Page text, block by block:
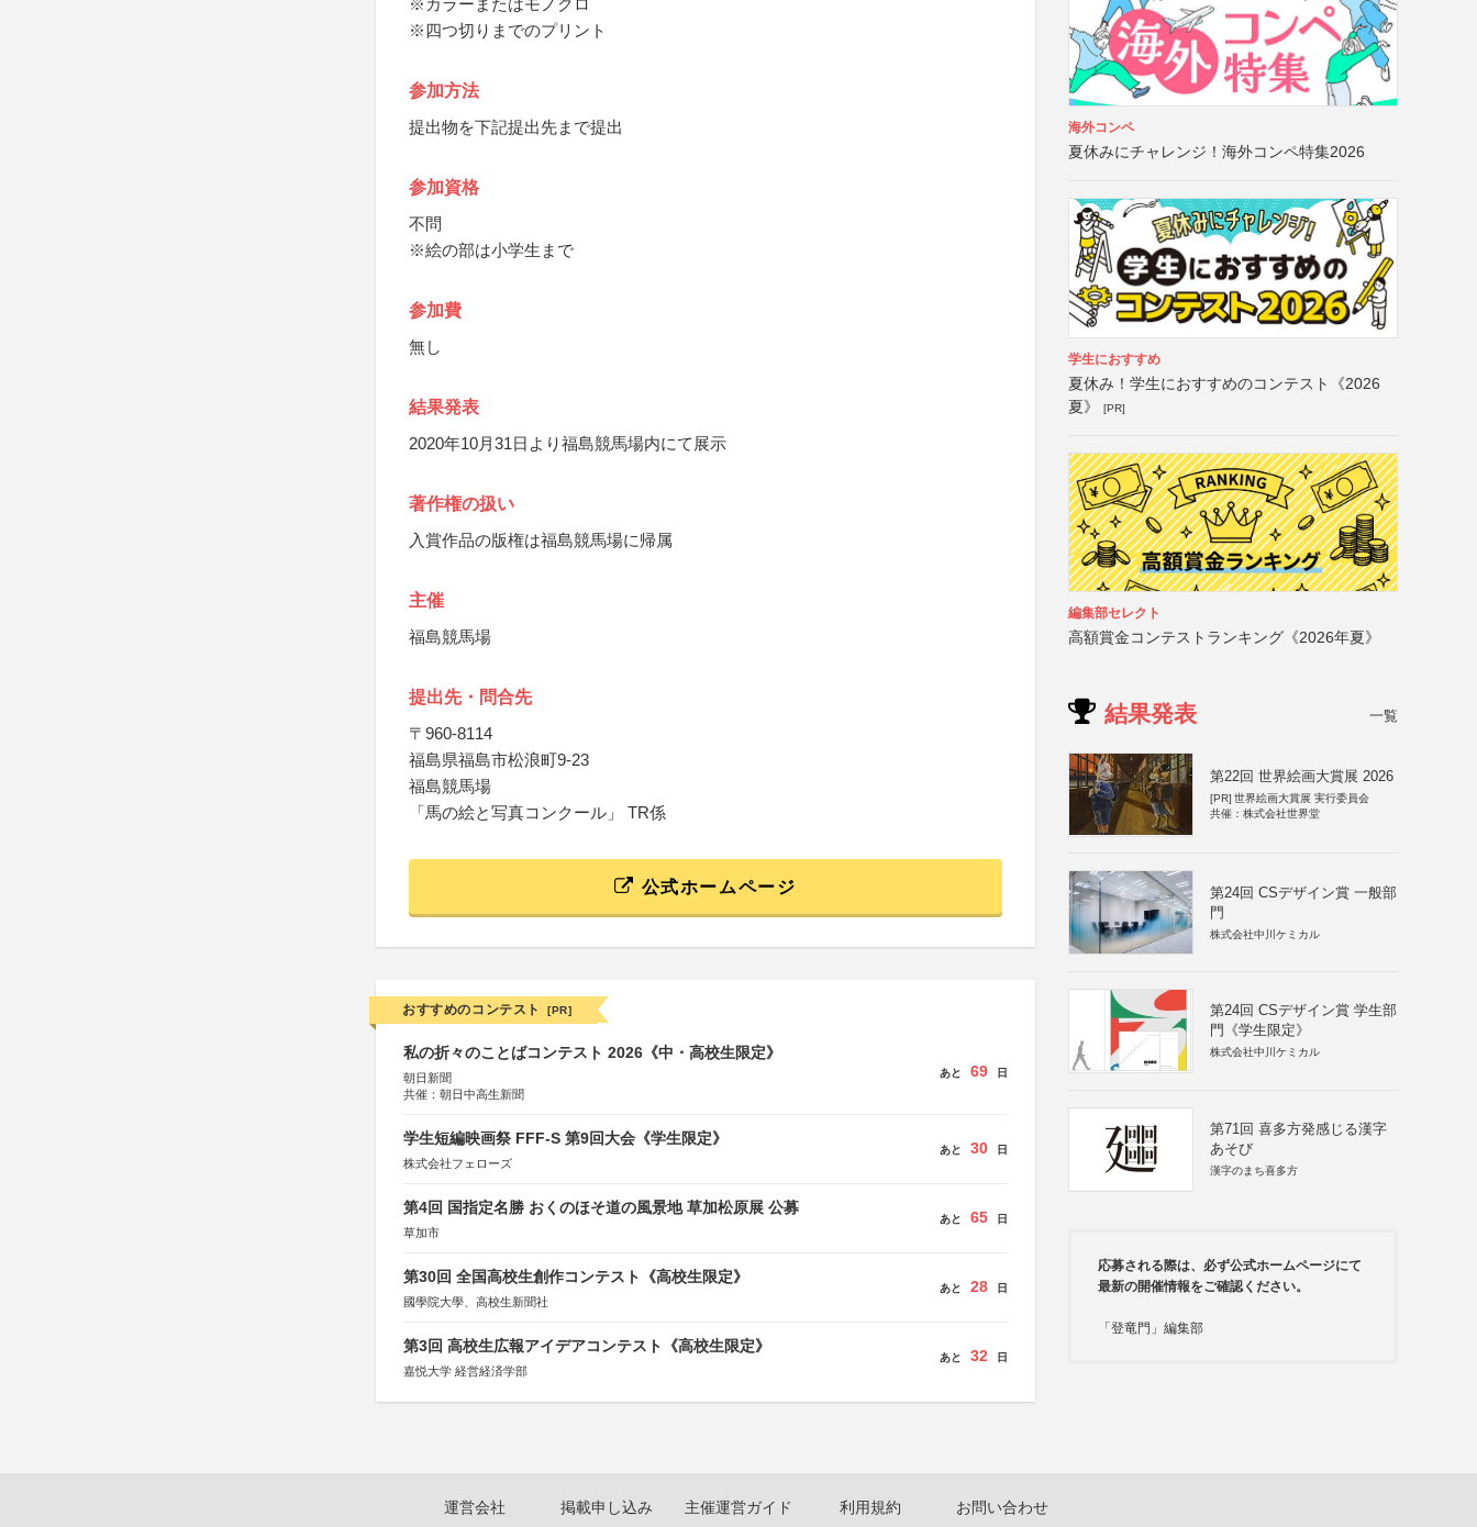
※カラーまたはモノクロ
※四つ切りまでのプリント
参加方法
提出物を下記提出先まで提出
参加資格
不問
※絵の部は小学生まで
参加費
無し
結果発表
2020年10月31日より福島競馬場内にて展示
著作権の扱い
入賞作品の版権は福島競馬場に帰属
主催
福島競馬場
提出先・問合先
〒960-8114
福島県福島市松浪町9-23
福島競馬場
「馬の絵と写真コンクール」 TR係
公式ホームページ
おすすめのコンテスト [PR]
私の折々のことばコンテスト 2026《中・高校生限定》
朝日新聞
共催：朝日中高生新聞
あと 69 日
学生短編映画祭 FFF-S 第9回大会《学生限定》
株式会社フェローズ
あと 30 日
第4回 国指定名勝 おくのほそ道の風景地 草加松原展 公募
草加市
あと 65 日
第30回 全国高校生創作コンテスト《高校生限定》
國學院大學、高校生新聞社
あと 28 日
第3回 高校生広報アイデアコンテスト《高校生限定》
嘉悦大学 経営経済学部
あと 32 日
海外コンペ
夏休みにチャレンジ！海外コンペ特集2026
学生におすすめ
夏休み！学生におすすめのコンテスト《2026
夏》
[PR]
編集部セレクト
高額賞金コンテストランキング《2026年夏》
結果発表 一覧
第22回 世界絵画大賞展 2026
[PR] 世界絵画大賞展 実行委員会
共催：株式会社世界堂
第24回 CSデザイン賞 一般部
門
株式会社中川ケミカル
第24回 CSデザイン賞 学生部
門《学生限定》
株式会社中川ケミカル
第71回 喜多方発感じる漢字
あそび
漢字のまち喜多方
応募される際は、必ず公式ホームページにて
最新の開催情報をご確認ください。
「登竜門」編集部
運営会社 掲載申し込み 主催運営ガイド 利用規約 お問い合わせ